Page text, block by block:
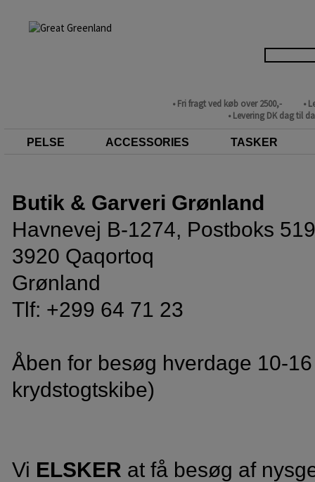
• Fri fragt ved køb over 2500,-
•
• Levering DK dag til
PELSE ACCESSORIES TASKER
Butik & Garveri Grønland
Havnevej B-1274, Postboks 519
3920 Qaqortoq
Grønland
Tlf: +299 64 71 23
Åben for besøg hverdage 10-
krydstogtskibe)
Vi ELSKER at få besøg af